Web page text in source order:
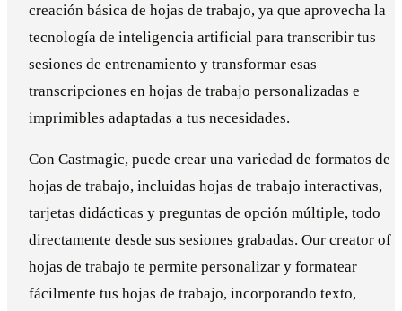
creación básica de hojas de trabajo, ya que aprovecha la
tecnología de inteligencia artificial para transcribir tus
sesiones de entrenamiento y transformar esas
transcripciones en hojas de trabajo personalizadas e
imprimibles adaptadas a tus necesidades.
Con Castmagic, puede crear una variedad de formatos de
hojas de trabajo, incluidas hojas de trabajo interactivas,
tarjetas didácticas y preguntas de opción múltiple, todo
directamente desde sus sesiones grabadas. Our creator of
hojas de trabajo te permite personalizar y formatear
fácilmente tus hojas de trabajo, incorporando texto,